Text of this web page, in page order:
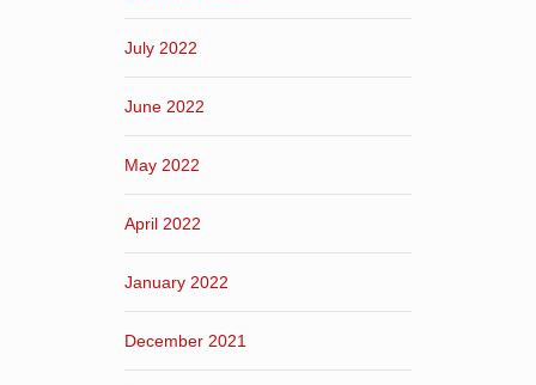
July 2022
June 2022
May 2022
April 2022
January 2022
December 2021